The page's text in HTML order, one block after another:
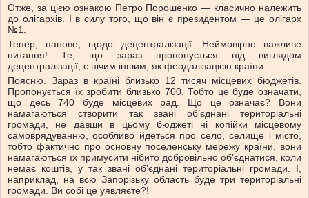
Отже, за цією ознакою Петро Порошенко — класично належить
до олігархів. І в силу того, що він є президентом — це олігарх
№1.
Тепер, панове, щодо децентралізації. Неймовірно важливе
питання! Те, що зараз пропонується під виглядом
децентралізації, є нічим іншим, як феодалізацією країни.
Поясню. Зараз в країні близько 12 тисяч місцевих бюджетів.
Пропонується їх зробити близько 700. Тобто це буде означати,
що десь 740 буде місцевих рад. Що це означає? Вони
намагаються створити так звані об’єднані територіальні
громади, не давши в цьому бюджеті ні копійки місцевому
самоврядуванню, особливо йдеться про село, селище і місто,
тобто фактично про основну поселенську мережу країни, вони
намагаються їх примусити нібито добровільно об’єднатися, коли
немає коштів, у так звані об’єднані територіальні громади. І,
наприклад, на всю Запорізьку область буде три територіальні
громади. Ви собі це уявляєте?!